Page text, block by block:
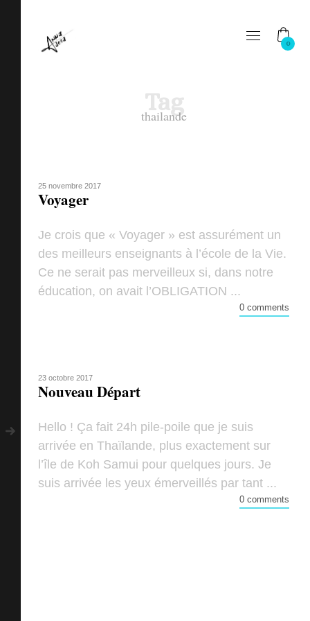
0
Tag
thailande
25 novembre 2017
Voyager
Je crois que « Voyager » est assurément un
des meilleurs enseignants à l’école de la Vie.
Ce ne serait pas merveilleux si, dans notre
éducation, on avait l’OBLIGATION ...
0 comments
23 octobre 2017
Nouveau Départ
Hello ! Ça fait 24h pile-poile que je suis
arrivée en Thaïlande, plus exactement sur
l’île de Koh Samui pour quelques jours. Je
suis arrivée les yeux émerveillés par tant ...
0 comments